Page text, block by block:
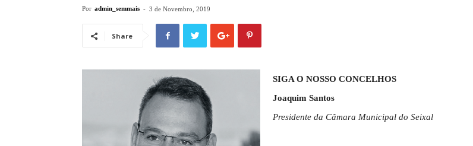
Por admin_semmais - 3 de Novembro, 2019
Share
SIGA O NOSSO CONCELHOS
Joaquim Santos
Presidente da Câmara Municipal do Seixal